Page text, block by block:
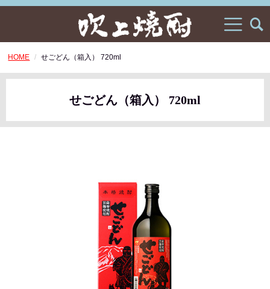
HOME せごどん（箱入） 720ml
せごどん（箱入） 720ml